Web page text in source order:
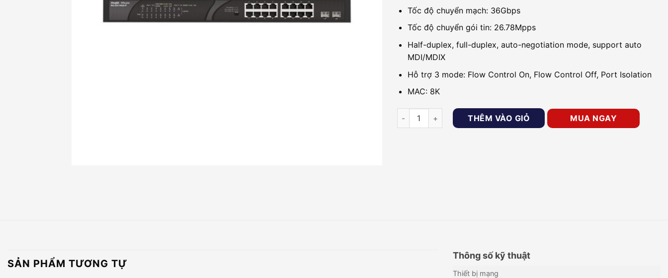
Tốc độ chuyển mạch: 36Gbps
Tốc độ chuyển gói tin: 26.78Mpps
Half-duplex, full-duplex, auto-negotiation mode, support auto
MDI/MDIX
Hỗ trợ 3 mode: Flow Control On, Flow Control Off, Port Isolation
MAC: 8K
Unmanaged switch 16 cổng 10/100/1000 BASE-T PoE/PoE+ Reyee RG-
THÊM VÀO GIỎ MUA NGAY
SẢN PHẨM TƯƠNG TỰ
Thông số kỹ thuật
Thiết bị mạng